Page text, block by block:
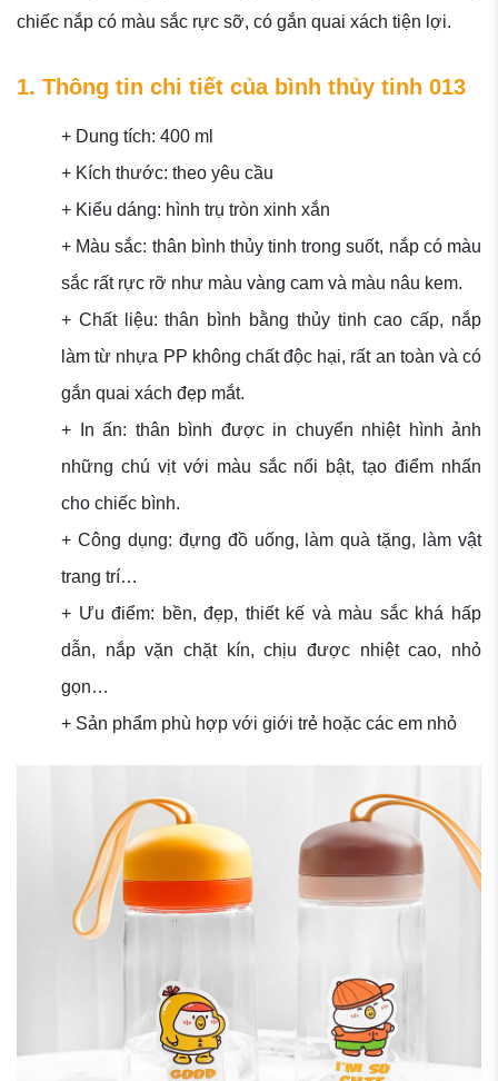
chiếc nắp có màu sắc rực sỡ, có gắn quai xách tiện lợi.
1. Thông tin chi tiết của bình thủy tinh 013
+ Dung tích: 400 ml
+ Kích thước: theo yêu cầu
+ Kiểu dáng: hình trụ tròn xinh xắn
+ Màu sắc: thân bình thủy tinh trong suốt, nắp có màu
sắc rất rực rỡ như màu vàng cam và màu nâu kem.
+ Chất liệu: thân bình bằng thủy tinh cao cấp, nắp
làm từ nhựa PP không chất độc hại, rất an toàn và có
gắn quai xách đẹp mắt.
+ In ấn: thân bình được in chuyển nhiệt hình ảnh
những chú vịt với màu sắc nổi bật, tạo điểm nhấn
cho chiếc bình.
+ Công dụng: đựng đồ uống, làm quà tặng, làm vật
trang trí…
+ Ưu điểm: bền, đẹp, thiết kế và màu sắc khá hấp
dẫn, nắp vặn chặt kín, chịu được nhiệt cao, nhỏ
gọn…
+ Sản phẩm phù hợp với giới trẻ hoặc các em nhỏ